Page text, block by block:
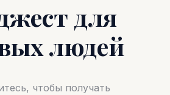
для
людей
чтобы получать